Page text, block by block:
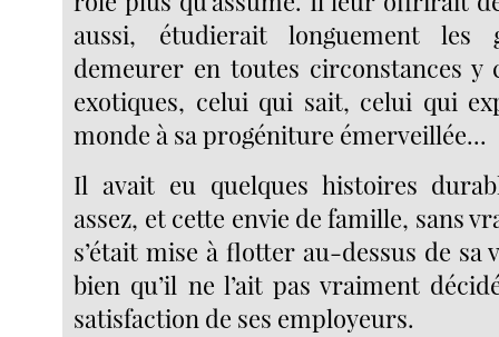
aussi, étudierait longuement les
demeurer en toutes circonstances y
exotiques, celui qui sait, celui qui
monde à sa progéniture émerveillée...
Il avait eu quelques histoires
assez, et cette envie de famille, sans
s’était mise à flotter au-dessus de
bien qu’il ne l’ait pas vraiment
satisfaction de ses employeurs.